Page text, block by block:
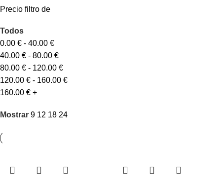
Precio filtro de
Todos
0.00 € - 40.00 €
40.00 € - 80.00 €
80.00 € - 120.00 €
120.00 € - 160.00 €
160.00 € +
Mostrar 9 12 18 24